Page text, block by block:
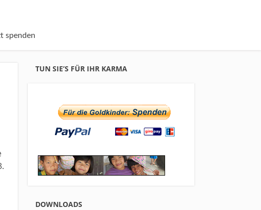
spenden
TUN SIE’S FÜR IHR KARMA
DOWNLOADS